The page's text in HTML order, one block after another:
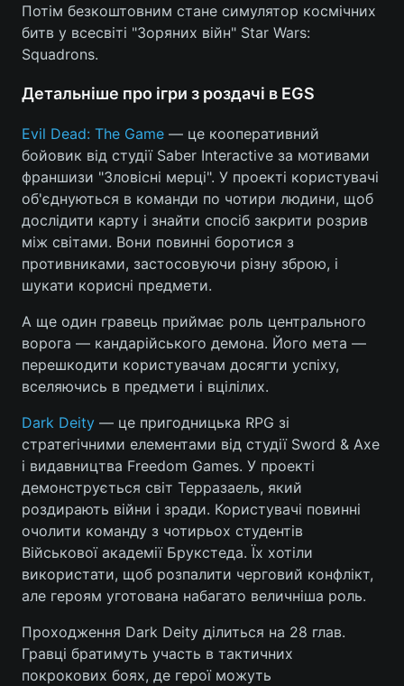
Потім безкоштовним стане симулятор космічних
битв у всесвіті "Зоряних війн" Star Wars:
Squadrons.
Детальніше про ігри з роздачі в EGS
Evil Dead: The Game — це кооперативний
бойовик від студії Saber Interactive за мотивами
франшизи "Зловісні мерці". У проекті користувачі
об'єднуються в команди по чотири людини, щоб
дослідити карту і знайти спосіб закрити розрив
між світами. Вони повинні боротися з
противниками, застосовуючи різну зброю, і
шукати корисні предмети.
А ще один гравець приймає роль центрального
ворога — кандарійського демона. Його мета —
перешкодити користувачам досягти успіху,
вселяючись в предмети і вцілілих.
Dark Deity — це пригодницька RPG зі
стратегічними елементами від студії Sword & Axe
і видавництва Freedom Games. У проекті
демонструється світ Терразаель, який
роздирають війни і зради. Користувачі повинні
очолити команду з чотирьох студентів
Військової академії Брукстеда. Їх хотіли
використати, щоб розпалити черговий конфлікт,
але героям уготована набагато величніша роль.
Проходження Dark Deity ділиться на 28 глав.
Гравці братимуть участь в тактичних
покрокових боях, де герої можуть